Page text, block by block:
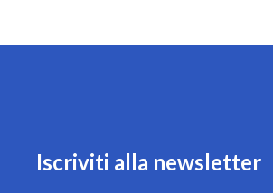
Iscriviti alla newsletter